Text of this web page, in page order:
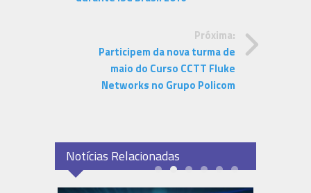
Próxima:
Participem da nova turma de
maio do Curso CCTT Fluke
Networks no Grupo Policom
Notícias Relacionadas